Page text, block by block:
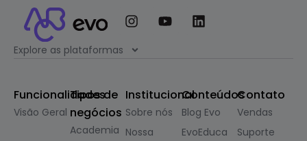
Explore as plataformas
Funcionalidades
Visão Geral
Tipos de
negócios
Academia
Institucional
Sobre nós
Nossa
Conteúdos
Blog Evo
EvoEduca
Contato
Vendas
Suporte